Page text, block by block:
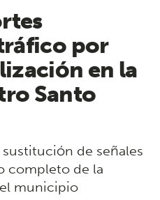
por
en la
Santo
de señales
completo de la
municipio